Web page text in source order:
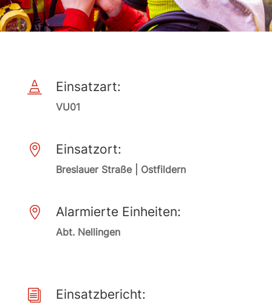
 Einsatzart:
VU01
 Einsatzort:
Breslauer Straße | Ostfildern
 Alarmierte Einheiten:
Abt. Nellingen
i Einsatzbericht: